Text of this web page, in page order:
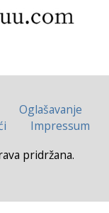
Oglašavanje
Impressum
pridržana.